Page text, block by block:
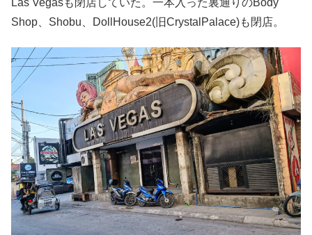
Shop、Shobu、DollHouse2(旧CrystalPalace)も閉店。